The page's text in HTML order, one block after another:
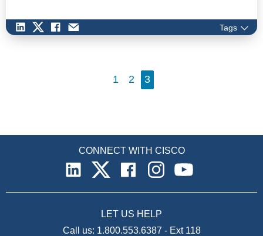
świecie wypełnionym nowinkami technologicznymi, dzięki
wyboru miejsca zamieszkania.
Tags
1 2 3
CONNECT WITH CISCO
LET US HELP
Call us: 1.800.553.6387 - Ext 118